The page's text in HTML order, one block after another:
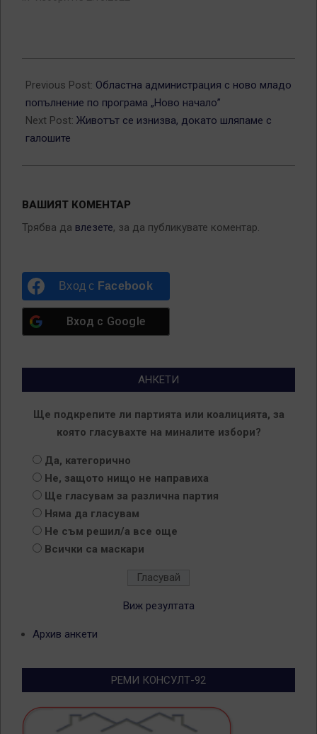
01-
19
Previous Post: Областна администрация с ново младо
попълнение по програма „Ново начало”
Next Post: Животът се изнизва, докато шляпаме с
галошите
ВАШИЯТ КОМЕНТАР
Трябва да влезете, за да публикувате коментар.
Вход с Facebook
Вход с Google
АНКЕТИ
Ще подкрепите ли партията или коалицията, за
която гласувахте на миналите избори?
Да, категорично
Не, защото нищо не направиха
Ще гласувам за различна партия
Няма да гласувам
Не съм решил/а все още
Всички са маскари
Виж резултата
Архив анкети
РЕМИ КОНСУЛТ-92